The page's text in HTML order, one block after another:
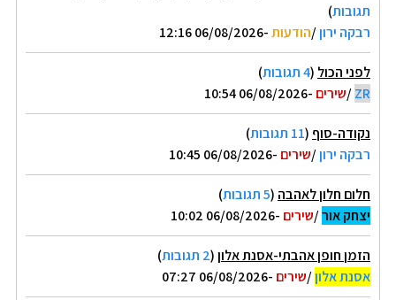
תגובות)
רבקה ירון/הודעות-06/08/2026 12:16
לפני הכול (4 תגובות
)
ZR
/שירים -06/08/2026 10:54
נקודה-סוף (11 תגובות
)
רבקה ירון/שירים -06/08/2026 10:45
חלום חלון לאהבה (5 תגובות
)
יצחק אור/שירים -06/08/2026 10:02
הזמן חופן אהבתי-אסנת אלון(2 תגובות
)
אסנת אלון/שירים -06/08/2026 07:27